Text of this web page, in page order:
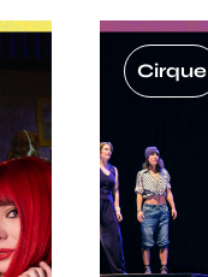
Cirque